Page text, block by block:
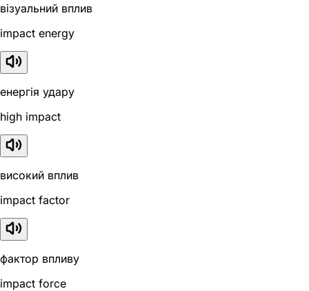
візуальний вплив
impact energy
енергія удару
high impact
високий вплив
impact factor
фактор впливу
impact force